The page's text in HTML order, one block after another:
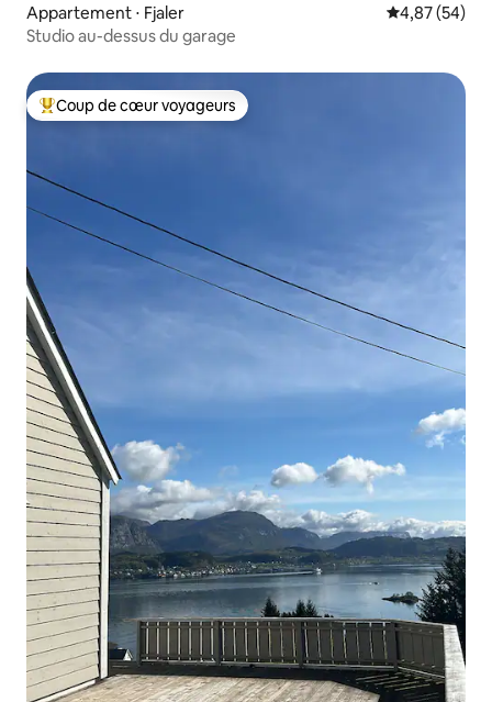
Appartement ⋅ Fjaler Évaluation
4,87 (54)
Studio au-dessus du garage
Coups de cœur voyageurs les plus appréciés
Coup de cœur voyageurs